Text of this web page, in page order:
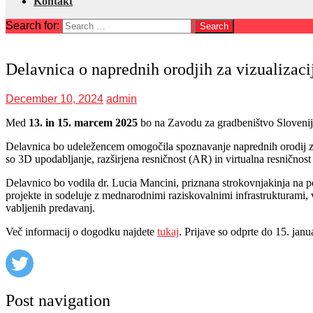
Search for:
Delavnica o naprednih orodjih za
December 10, 2024 admin
Med 13. in 15. marcem 2025 bo na Zavodu za gradbeništvo
Delavnica bo udeležencem omogočila spoznavanje naprednih
so 3D upodabljanje, razširjena resničnost (AR) in virtualna
Delavnico bo vodila dr. Lucia Mancini, priznana strokovnjakinja na
projekte in sodeluje z mednarodnimi raziskovalnimi
vabljenih predavanj.
Več informacij o dogodku najdete tukaj. Prijave so odprte do 15.
Post navigation